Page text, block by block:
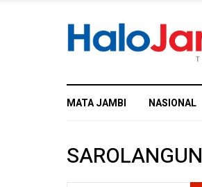
MATA JAMBI NASIONAL
SAROLANGUN